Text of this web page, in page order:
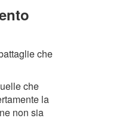
che
che
la
non sia